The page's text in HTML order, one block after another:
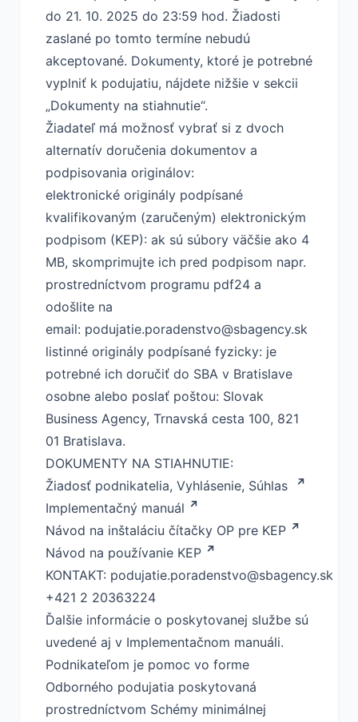
do 21. 10. 2025 do 23:59 hod. Žiadosti
zaslané po tomto termíne nebudú
akceptované. Dokumenty, ktoré je potrebné
vyplniť k podujatiu, nájdete nižšie v sekcii
„Dokumenty na stiahnutie“.
Žiadateľ má možnosť vybrať si z dvoch
alternatív doručenia dokumentov a
podpisovania originálov:
elektronické originály podpísané
kvalifikovaným (zaručeným) elektronickým
podpisom (KEP): ak sú súbory väčšie ako 4
MB, skomprimujte ich pred podpisom napr.
prostredníctvom programu pdf24 a
odošlite na
email: podujatie.poradenstvo@sbagency.sk
listinné originály podpísané fyzicky: je
potrebné ich doručiť do SBA v Bratislave
osobne alebo poslať poštou: Slovak
Business Agency, Trnavská cesta 100, 821
01 Bratislava.
DOKUMENTY NA STIAHNUTIE:
Žiadosť podnikatelia, Vyhlásenie, Súhlas
Implementačný manuál
Návod na inštaláciu čítačky OP pre KEP
Návod na používanie KEP
KONTAKT: podujatie.poradenstvo@sbagency.sk
+421 2 20363224
Ďalšie informácie o poskytovanej službe sú
uvedené aj v Implementačnom manuáli.
Podnikateľom je pomoc vo forme
Odborného podujatia poskytovaná
prostredníctvom Schémy minimálnej